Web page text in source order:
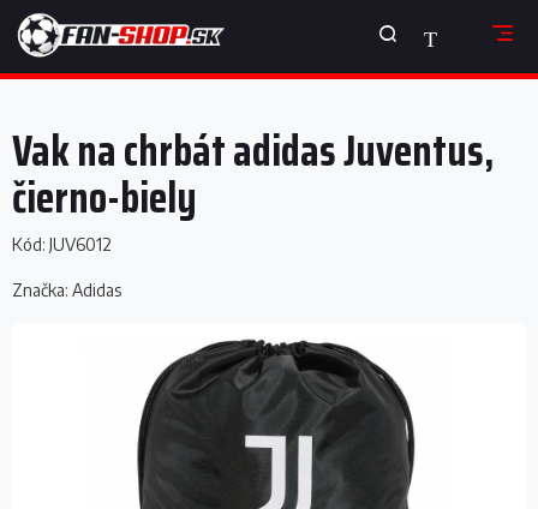
Prejsť
obsah
NÁKUPNÝ
KOŠÍK
Vak na chrbát adidas Juventus,
čierno-biely
Kód: JUV6012
Značka: Adidas